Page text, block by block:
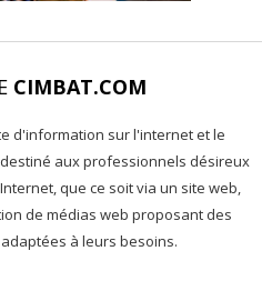
CIMBAT.COM
d'information sur l'internet et le
aux professionnels désireux
que ce soit via un site web,
de médias web proposant des
à leurs besoins.